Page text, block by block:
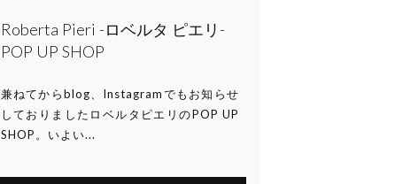
Roberta Pieri -ロベルタ ピエリ-
POP UP SHOP
兼ねてからblog、Instagramでもお知らせ
しておりましたロベルタピエリのPOP UP
SHOP。いよい...